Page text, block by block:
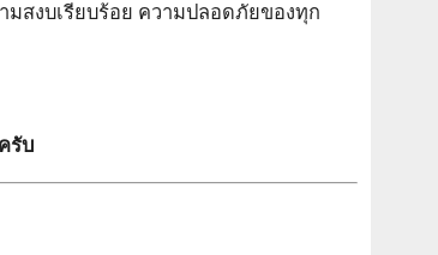
มสงบเรียบร้อย ความปลอดภัยของทุก
รับ